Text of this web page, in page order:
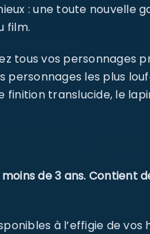
: une toute
film.
tous vos personnages
les plus
finition translucide, le
de 3 ans. Contient
à l’effigie de vos